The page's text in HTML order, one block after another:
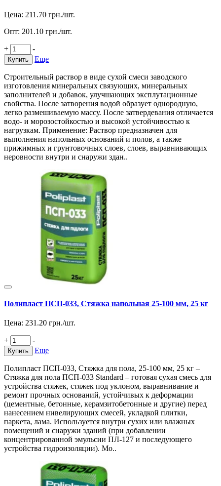
Цена: 211.70 грн./шт.
Опт: 201.10 грн./шт.
+ -
Купить Еще
Строительный раствор в виде сухой смеси заводского
изготовления минеральных связующих, минеральных
заполнителей и добавок, улучшающих эксплутационные
свойства. После затворения водой образует однородную,
легко размешиваемую массу. После затвердевания отличается
водо- и морозостойкостью и высокой устойчивостью к
нагрузкам. Применение: Раствор предназначен для
выполнения напольных оснований и полов, а также
прижимных и грунтовочных слоев, слоев, выравнивающих
неровности внутри и снаружи здан..
Полипласт ПСП-033, Стяжка напольная 25-100 мм, 25 кг
Цена: 231.20 грн./шт.
+ -
Купить Еще
Полипласт ПСП-033, Стяжка для пола, 25-100 мм, 25 кг –
Стяжка для пола ПСП-033 Standard – готовая сухая смесь для
устройства стяжек, стяжек под уклоном, выравнивание и
ремонт прочных оснований, устойчивых к деформации
(цементные, бетонные, керамзитобетонные и другие) перед
нанесением нивелирующих смесей, укладкой плитки,
паркета, лама. Используется внутри сухих или влажных
помещений и снаружи зданий (при добавлении
концентрированной эмульсии ПЛ-127 и последующего
устройства гидроизоляции). Мо..